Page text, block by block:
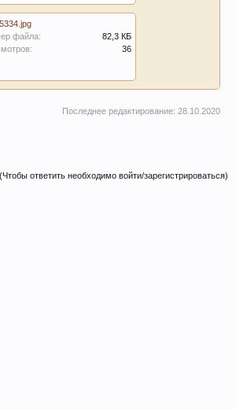
файла:
82,3 КБ
36
Последнее редактирование: 28.10.2020
(Чтобы ответить необходимо войти/зарегистрироваться)